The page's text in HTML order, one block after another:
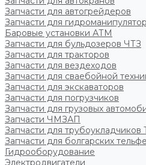
Запчасти для автогрейдеров
Запчасти для
Баровые установки АТМ
Запчасти для бульдозеров ЧТЗ
Запчасти для тракторов
Запчасти для вездеходов
Запчасти для сваебойной
Запчасти для экскаваторов
Запчасти для погрузчиков
Запчасти для грузовых
Запчасти ЧМЗАП
Запчасти для трубоукладчиков
Запчасти для болгарских
Гидрооборудование
Электродвигатели